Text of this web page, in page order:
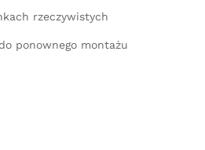
rzeczywistych
ponownego montażu